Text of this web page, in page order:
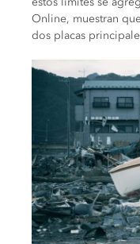
Online, muestran
dos placas